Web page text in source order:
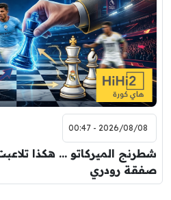
2026/08/08 - 00:47
شطرنج الميركاتو … هكذا
صفقة رودري